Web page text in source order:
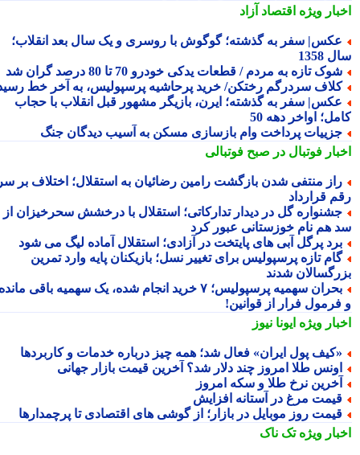
ویژهاقتصاد آزاد
سفر به گذشته؛ گوگوش با روسری و یک سال بعد انقلاب؛
1358
تازه به مردم / قطعات یدکی خودرو 70 تا 80 درصد گران شد
سردرگم رختکن/ خرید پرحاشیه پرسپولیس، به آخر خط رسید!
سفر به گذشته؛ ایرن، بازیگر مشهور قبل انقلاب با حجاب
اواخر دهه 50
پرداخت وام بازسازی مسکن به آسیب دیدگان جنگ
فوتبال در صبح فوتبالی
منتفی شدن بازگشت رامین رضائیان به استقلال؛ اختلاف بر سر
قرارداد
گل در دیدار تدارکاتی؛ استقلال با درخشش سحرخیزان از
هم نام خوزستانی عبور کرد
پرگل آبی های پایتخت در آزادی؛ استقلال آماده لیگ می شود
تازه پرسپولیس برای تغییر نسل؛ بازیکنان پایه وارد تمرین
شدند
بحران سهمیه پرسپولیس؛ ۷ خرید انجام شده، یک سهمیه باقی مانده
فرار از قوانین!
ویژهایونا نیوز
پول ایران» فعال شد؛ همه چیز درباره خدمات و کاربردها
طلا امروز چند دلار شد؟ آخرین قیمت بازار جهانی
نرخ طلا و سکه امروز
مرغ در آستانه افزایش
روز موبایل در بازار؛ از گوشی های اقتصادی تا پرچمدارها
ویژهتک ناک